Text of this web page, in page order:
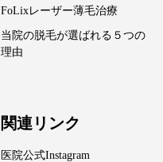
FoLixレーザー薄毛治療
当院の脱毛が選ばれる５つの
理由
関連リンク
医院公式Instagram